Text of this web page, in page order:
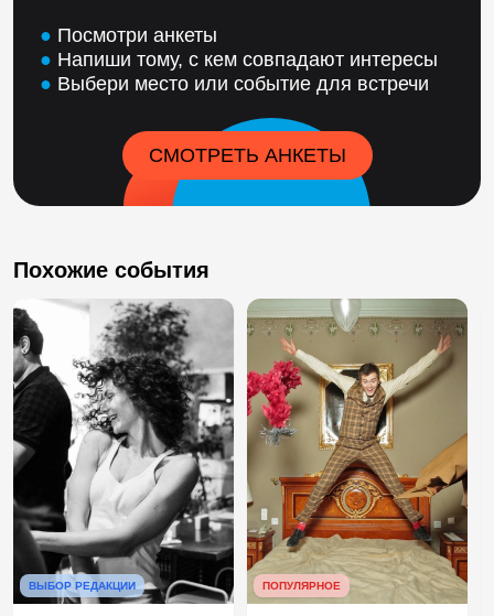
● Посмотри анкеты
● Напиши тому, с кем совпадают интересы
● Выбери место или событие для встречи
СМОТРЕТЬ АНКЕТЫ
Похожие события
ВЫБОР РЕДАКЦИИ ПОПУЛЯРНОЕ